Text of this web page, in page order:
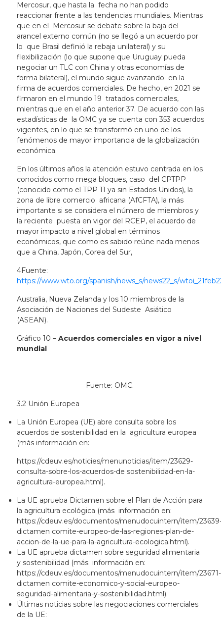
Mercosur, que hasta la fecha no han podido
reaccionar frente a las tendencias mundiales. Mientras
que en el Mercosur se debate sobre la baja del
arancel externo común (no se llegó a un acuerdo por
lo que Brasil definió la rebaja unilateral) y su
flexibilización (lo que supone que Uruguay pueda
negociar un TLC con China y otras economías de
forma bilateral), el mundo sigue avanzando en la
firma de acuerdos comerciales. De hecho, en 2021 se
firmaron en el mundo 19 tratados comerciales,
mientras que en el año anterior 37. De acuerdo con las
estadísticas de la OMC ya se cuenta con 353 acuerdos
vigentes, en lo que se transformó en uno de los
fenómenos de mayor importancia de la globalización
económica.
En los últimos años la atención estuvo centrada en los
conocidos como mega bloques, caso del CPTPP
(conocido como el TPP 11 ya sin Estados Unidos), la
zona de libre comercio africana (AfCFTA), la más
importante si se considera el número de miembros y
la reciente puesta en vigor del RCEP, el acuerdo de
mayor impacto a nivel global en términos
económicos, que como es sabido reúne nada menos
que a China, Japón, Corea del Sur,
4Fuente:
https://www.wto.org/spanish/news_s/news22_s/
Australia, Nueva Zelanda y los 10 miembros de la
Asociación de Naciones del Sudeste Asiático
(ASEAN).
Gráfico 10 – Acuerdos comerciales en vigor a nivel
mundial
Fuente: OMC.
3.2 Unión Europea
La Unión Europea (UE) abre consulta sobre los
acuerdos de sostenibilidad en la agricultura europea
(más información en:
https://cdeuv.es/noticies/menunoticias/item/23629-
consulta-sobre-los-acuerdos-de sostenibilidad-en-la-
agricultura-europea.html).
La UE aprueba Dictamen sobre el Plan de Acción para
la agricultura ecológica (más información en:
https://cdeuv.es/documentos/menudocuintern/item/
dictamen comite-europeo-de-las-regiones-plan-de-
accion-de-la-ue-para-la-agricultura-ecologica.html).
La UE aprueba dictamen sobre seguridad alimentaria
y sostenibilidad (más información en:
https://cdeuv.es/documentos/menudocuintern/item/23671-
dictamen comite-economico-y-social-europeo-
seguridad-alimentaria-y-sostenibilidad.html).
Últimas noticias sobre las negociaciones comerciales
de la UE: